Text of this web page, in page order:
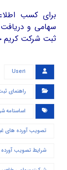
برای کسب
سهامی و
ثبت شرکت کریم
User۱
راهنمای
اساسنامه
تصویب آورده های
شرایط تصویب